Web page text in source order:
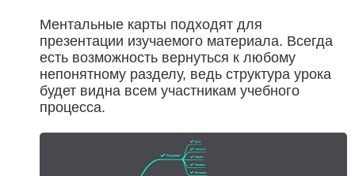
Ментальные карты подходят для
презентации изучаемого материала. Всегда
есть возможность вернуться к любому
непонятному разделу, ведь структура урока
будет видна всем участникам учебного
процесса.